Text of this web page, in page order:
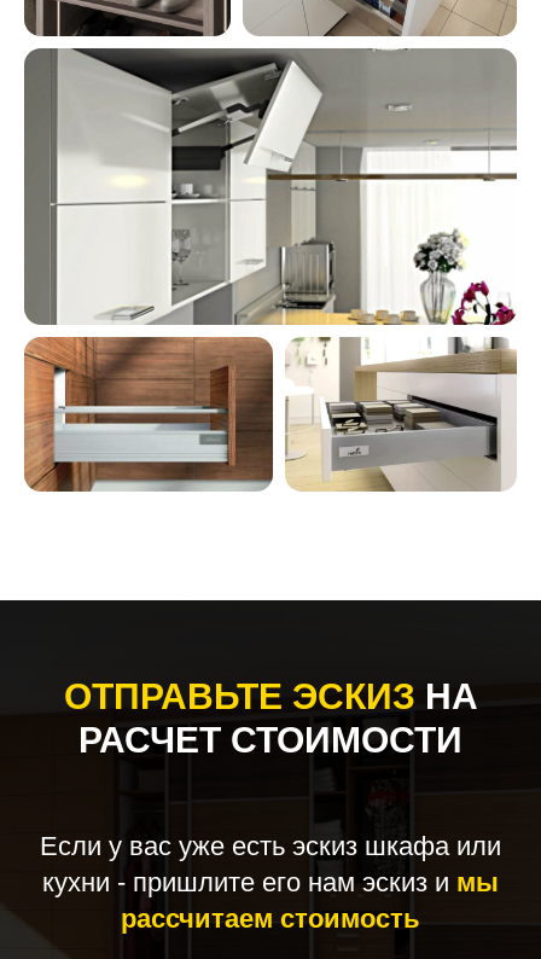
ОТПРАВЬТЕ ЭСКИЗ НА
РАСЧЕТ СТОИМОСТИ
Если у вас уже есть эскиз шкафа или
кухни - пришлите его нам эскиз и мы
рассчитаем стоимость